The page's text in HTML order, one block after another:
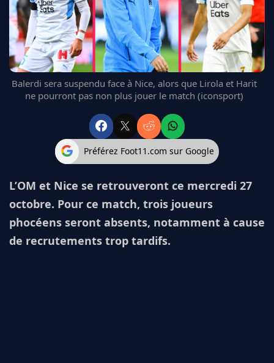
FC BARCELONE
MANCHESTER UNITED
CHELSEA
ARSENAL
BAYERN
L'AVIS DE LA RÉDAC'
Balerdi sera suspendu face à Nice, alors que Lirola et Harit
ne pourront pas non plus jouer le match (iconsport)
Préférez Foot11.com sur Google
L’OM et Nice se retrouveront ce mercredi 27
octobre. Pour ce match, trois joueurs
phocéens seront absents, notamment à cause
de recrutements trop tardifs.